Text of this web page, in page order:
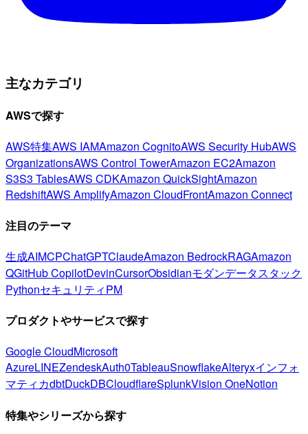
主なカテゴリ
AWSで探す
AWS特集AWS IAMAmazon CognitoAWS Security HubAWS
OrganizationsAWS Control TowerAmazon EC2Amazon
S3S3 TablesAWS CDKAmazon QuickSightAmazon
RedshiftAWS AmplifyAmazon CloudFrontAmazon Connect
注目のテーマ
生成AIMCPChatGPTClaudeAmazon BedrockRAGAmazon
QGitHub CopilotDevinCursorObsidianモダンデータスタック
PythonセキュリティPM
プロダクトやサービスで探す
Google CloudMicrosoft
AzureLINEZendeskAuth0TableauSnowflakeAlteryxインフォ
マティカdbtDuckDBCloudflareSplunkVision OneNotion
特集やシリーズから探す